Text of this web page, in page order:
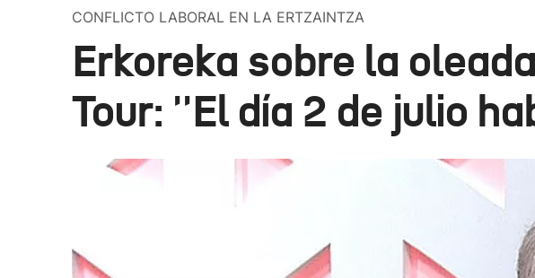
CONFLICTO LABORAL EN LA ERTZAINTZA
Erkoreka sobre la
Tour: ''El día 2 de julio